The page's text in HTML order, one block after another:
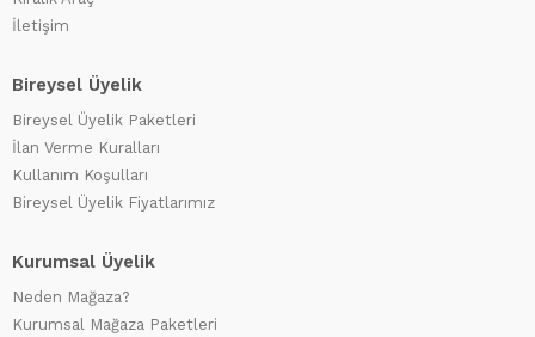
İletişim
Bireysel Üyelik
Bireysel Üyelik Paketleri
İlan Verme Kuralları
Kullanım Koşulları
Bireysel Üyelik Fiyatlarımız
Kurumsal Üyelik
Neden Mağaza?
Kurumsal Mağaza Paketleri